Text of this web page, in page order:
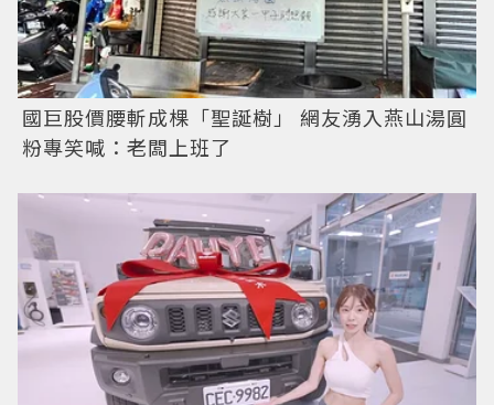
國巨股價腰斬成棵「聖誕樹」 網友湧入燕山湯圓
粉專笑喊：老闆上班了